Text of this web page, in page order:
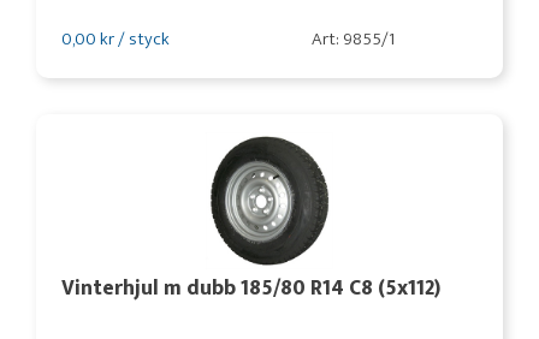
0,00 kr / styck Art: 9855/1
Vinterhjul m dubb 185/80 R14 C8 (5x112)